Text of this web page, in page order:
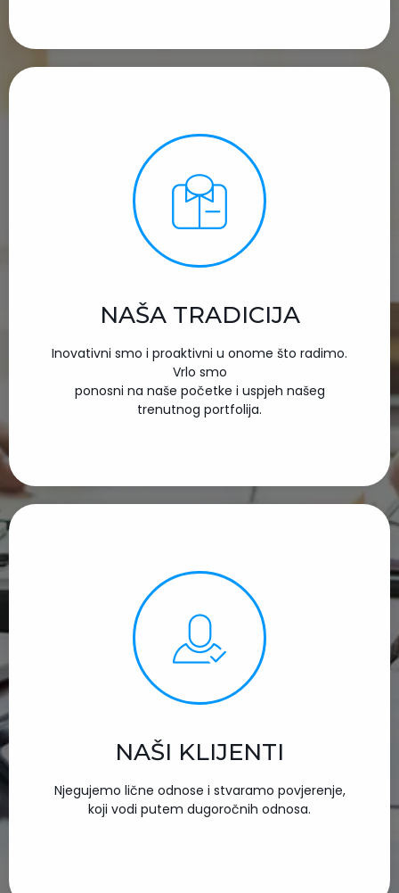
NAŠA TRADICIJA
Inovativni smo i proaktivni u onome što radimo.
Vrlo smo
ponosni na naše početke i uspjeh našeg
trenutnog portfolija.
NAŠI KLIJENTI
Njegujemo lične odnose i stvaramo povjerenje,
koji vodi putem dugoročnih odnosa.